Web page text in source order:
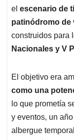
el escenario de
patinódromo de
construidos para
Nacionales y V
El objetivo era
como una
lo que prometía
y eventos, un
albergue